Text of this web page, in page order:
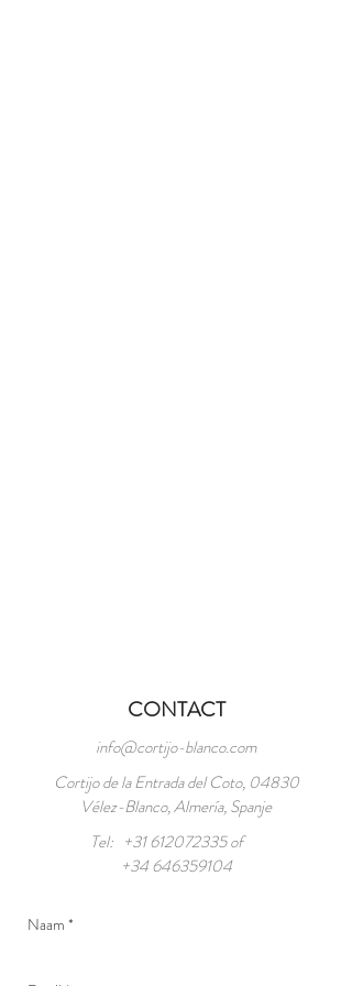
CONTACT
info@cortijo-blanco.com
Cortijo de la Entrada del Coto, 04830
Vélez-Blanco, Almería, Spanje
Tel: +31 612072335of
+34 646359104